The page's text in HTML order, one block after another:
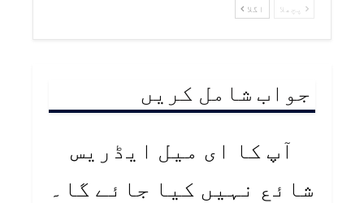
پچھلا اگلا
جواب شامل کریں
آپ کا ای میل ایڈریس
شائع نہیں کیا جائے گا۔